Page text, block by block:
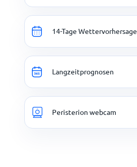
14-Tage Wettervorhersage
Langzeitprognosen
Peristerion webcam